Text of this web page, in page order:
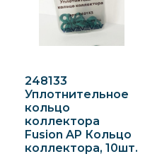
248133
Уплотнительное
кольцо
коллектора
Fusion AP Кольцо
коллектора, 10шт.